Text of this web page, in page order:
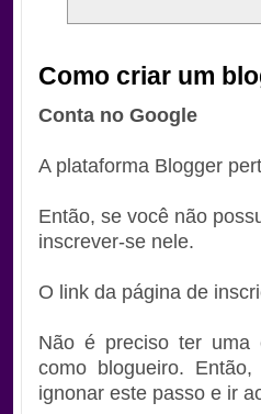
Como criar um
Conta no Google
A plataforma Blogger
Então, se você não
inscrever-se nele.
O link da página de
Não é preciso ter uma
como blogueiro.
ignonar este passo e ir